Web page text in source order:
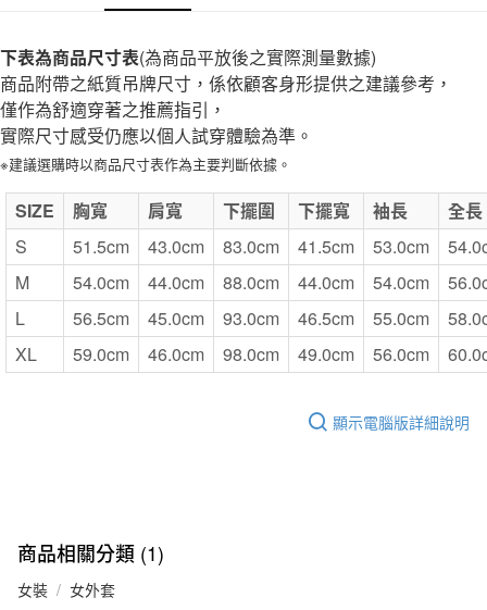
無印良品門市自取
免運費
下表為商品尺寸表(為商品平放後之實際測量數據)
商品附帶之紙質吊牌尺寸，係依顧客身形提供之建議參考，
僅作為舒適穿著之推薦指引，
實際尺寸感受仍應以個人試穿體驗為準。
※建議選購時以商品尺寸表作為主要判斷依據。
SIZE 胸寬 肩寬 下擺圍 下擺寬 袖長
全長
S
51.5cm 43.0cm 83.0cm 41.5cm 53.0cm
M
54.0cm 44.0cm 88.0cm 44.0cm 54.0cm
L
56.5cm 45.0cm 93.0cm 46.5cm 55.0cm
XL
59.0cm 46.0cm 98.0cm 49.0cm 56.0cm
顯示電腦版詳細說明
商品相關分類 (1)
女裝 女外套